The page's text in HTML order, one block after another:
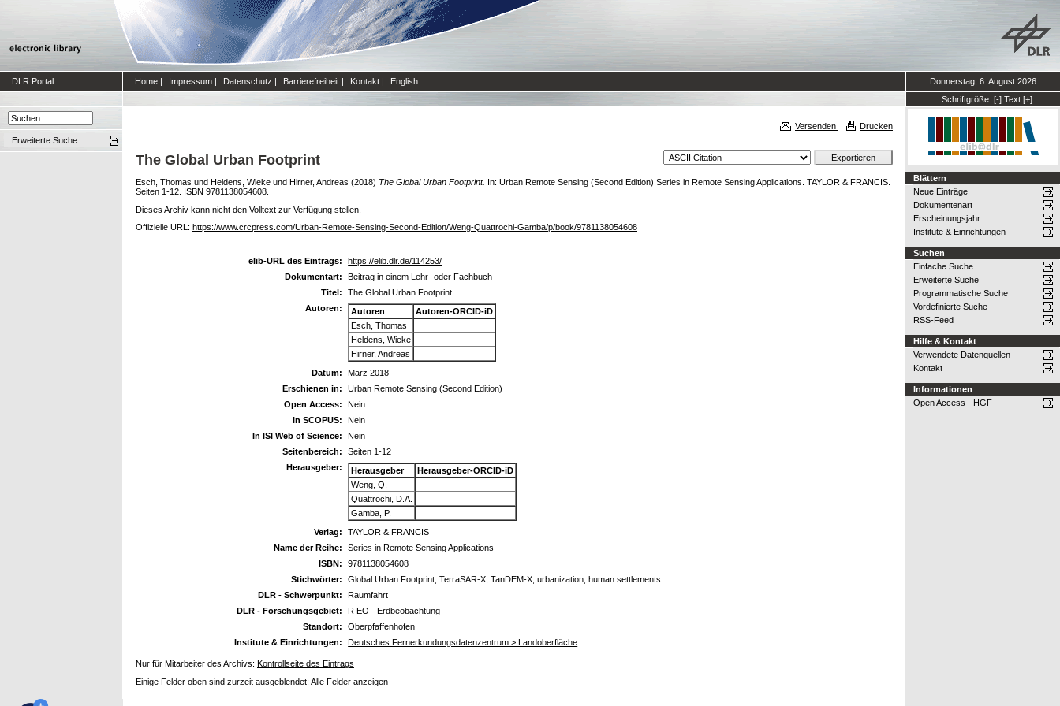
DLR Portal Home | Impressum | Datenschutz | Barrierefreiheit | Kontakt | English
Donnerstag, 6. August 2026
Schriftgröße: [-] Text [+]
Erweiterte Suche
Versenden Drucken
The Global Urban Footprint
Esch, Thomas und Heldens, Wieke und Hirner, Andreas (2018) The Global Urban Footprint. In: Urban Remote Sensing (Second Edition) Series in Remote Sensing Applications. TAYLOR & FRANCIS.
Seiten 1-12. ISBN 9781138054608.
Dieses Archiv kann nicht den Volltext zur Verfügung stellen.
Offizielle URL: https://www.crcpress.com/Urban-Remote-Sensing-Second-Edition/Weng-Quattrochi-Gamba/p/book/9781138054608
elib-URL des Eintrags:
https://elib.dlr.de/114253/
Dokumentart:
Beitrag in einem Lehr- oder Fachbuch
Titel:
The Global Urban Footprint
Autoren:
Autoren
Autoren-ORCID-iD
Esch, Thomas
Heldens, Wieke
Hirner, Andreas
Datum:
März 2018
Erschienen in:
Urban Remote Sensing (Second Edition)
Open Access:
Nein
In SCOPUS:
Nein
In ISI Web of Science:
Nein
Seitenbereich:
Seiten 1-12
Herausgeber:
Herausgeber
Herausgeber-ORCID-iD
Weng, Q.
Quattrochi, D.A.
Gamba, P.
Verlag:
TAYLOR & FRANCIS
Name der Reihe:
Series in Remote Sensing Applications
ISBN:
9781138054608
Stichwörter:
Global Urban Footprint, TerraSAR-X, TanDEM-X, urbanization, human settlements
DLR - Schwerpunkt:
Raumfahrt
DLR - Forschungsgebiet:
R EO - Erdbeobachtung
Standort:
Oberpfaffenhofen
Institute & Einrichtungen:
Deutsches Fernerkundungsdatenzentrum > Landoberfläche
Nur für Mitarbeiter des Archivs: Kontrollseite des Eintrags
Einige Felder oben sind zurzeit ausgeblendet: Alle Felder anzeigen
Blättern
Neue Einträge
Dokumentenart
Erscheinungsjahr
Institute & Einrichtungen
Suchen
Einfache Suche
Erweiterte Suche
Programmatische Suche
Vordefinierte Suche
RSS-Feed
Hilfe & Kontakt
Verwendete Datenquellen
Kontakt
Informationen
Open Access - HGF